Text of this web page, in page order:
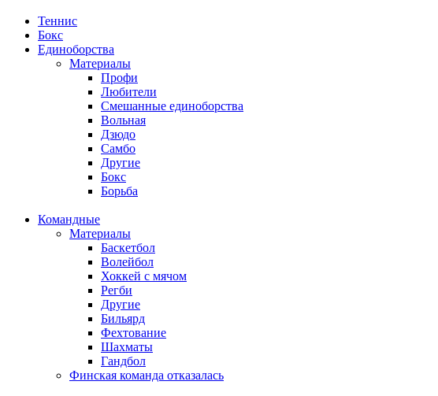
Теннис
Бокс
Единоборства
Материалы
Профи
Любители
Смешанные единоборства
Вольная
Дзюдо
Самбо
Другие
Бокс
Борьба
Командные
Материалы
Баскетбол
Волейбол
Хоккей с мячом
Регби
Другие
Бильярд
Фехтование
Шахматы
Гандбол
Финская команда отказалась